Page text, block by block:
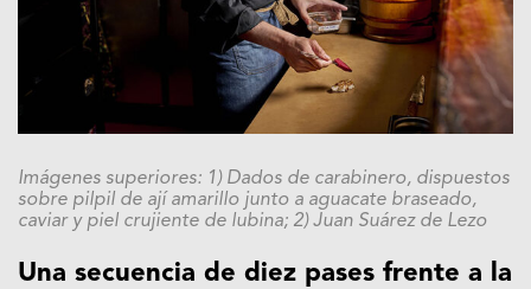
Imágenes superiores: 1) Dados de carabinero, dispuestos
sobre pilpil de ají amarillo junto a aguacate braseado,
caviar y piel crujiente de lubina; 2) Juan Suárez de Lezo
Una secuencia de diez pases frente a la